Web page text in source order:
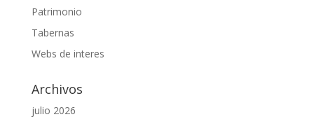
Patrimonio
Tabernas
Webs de interes
Archivos
julio 2026